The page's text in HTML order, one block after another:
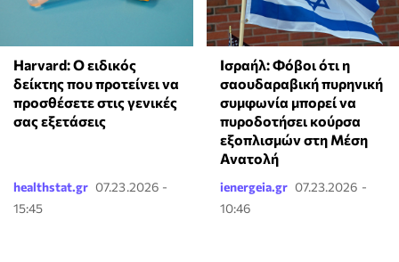
Harvard: Ο ειδικός
δείκτης που προτείνει να
προσθέσετε στις γενικές
σας εξετάσεις
healthstat.gr 07.23.2026 -
15:45
Ισραήλ: Φόβοι ότι η
σαουδαραβική πυρηνική
συμφωνία μπορεί να
πυροδοτήσει κούρσα
εξοπλισμών στη Μέση
Ανατολή
ienergeia.gr 07.23.2026 -
10:46